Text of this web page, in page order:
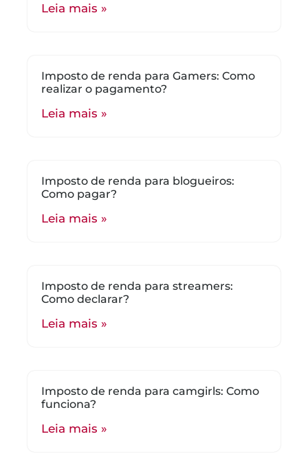
Leia mais »
Imposto de renda para Gamers: Como
realizar o pagamento?
Leia mais »
Imposto de renda para blogueiros:
Como pagar?
Leia mais »
Imposto de renda para streamers:
Como declarar?
Leia mais »
Imposto de renda para camgirls: Como
funciona?
Leia mais »